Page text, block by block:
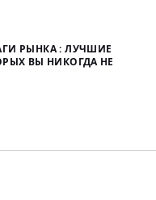
РЫНКА : ЛУЧШИЕ
ВЫ НИКОГДА НЕ